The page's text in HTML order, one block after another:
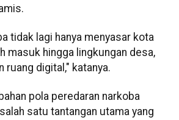
tidak lagi hanya menyasar kota
masuk hingga lingkungan desa,
ruang digital," katanya.
pola peredaran narkoba
satu tantangan utama yang